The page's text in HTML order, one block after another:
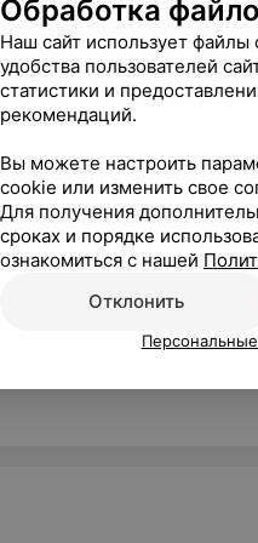
11:00
41
Обработка
Наш сайт использует
удобства пользователей
статистики и
рекомендаций.
Вы можете настроить
cookie или изменить свое
Для получения
сроках и порядке
ознакомиться с нашей
Отклонить